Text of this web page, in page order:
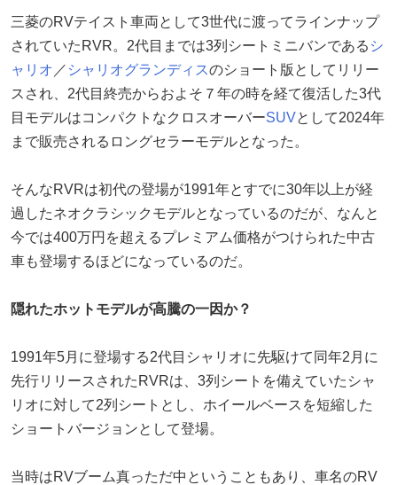
三菱のRVテイスト車両として3世代に渡ってラインナップ
されていたRVR。2代目までは3列シートミニバンである シ
ャリオ ／ シャリオグランディスのショート版としてリリー
スされ、2代目終売からおよそ７年の時を経て復活した3代
目モデルはコンパクトなクロスオーバーSUVとして2024年
まで販売されるロングセラーモデルとなった。
そんなRVRは初代の登場が1991年とすでに30年以上が経
過したネオクラシックモデルとなっているのだが、なんと
今では400万円を超えるプレミアム価格がつけられた中古
車も登場するほどになっているのだ。
隠れたホットモデルが高騰の一因か？
1991年5月に登場する2代目シャリオに先駆けて同年2月に
先行リリースされたRVRは、3列シートを備えていたシャ
リオに対して2列シートとし、ホイールベースを短縮した
ショートバージョンとして登場。
当時はRVブーム真っただ中ということもあり、車名のRV